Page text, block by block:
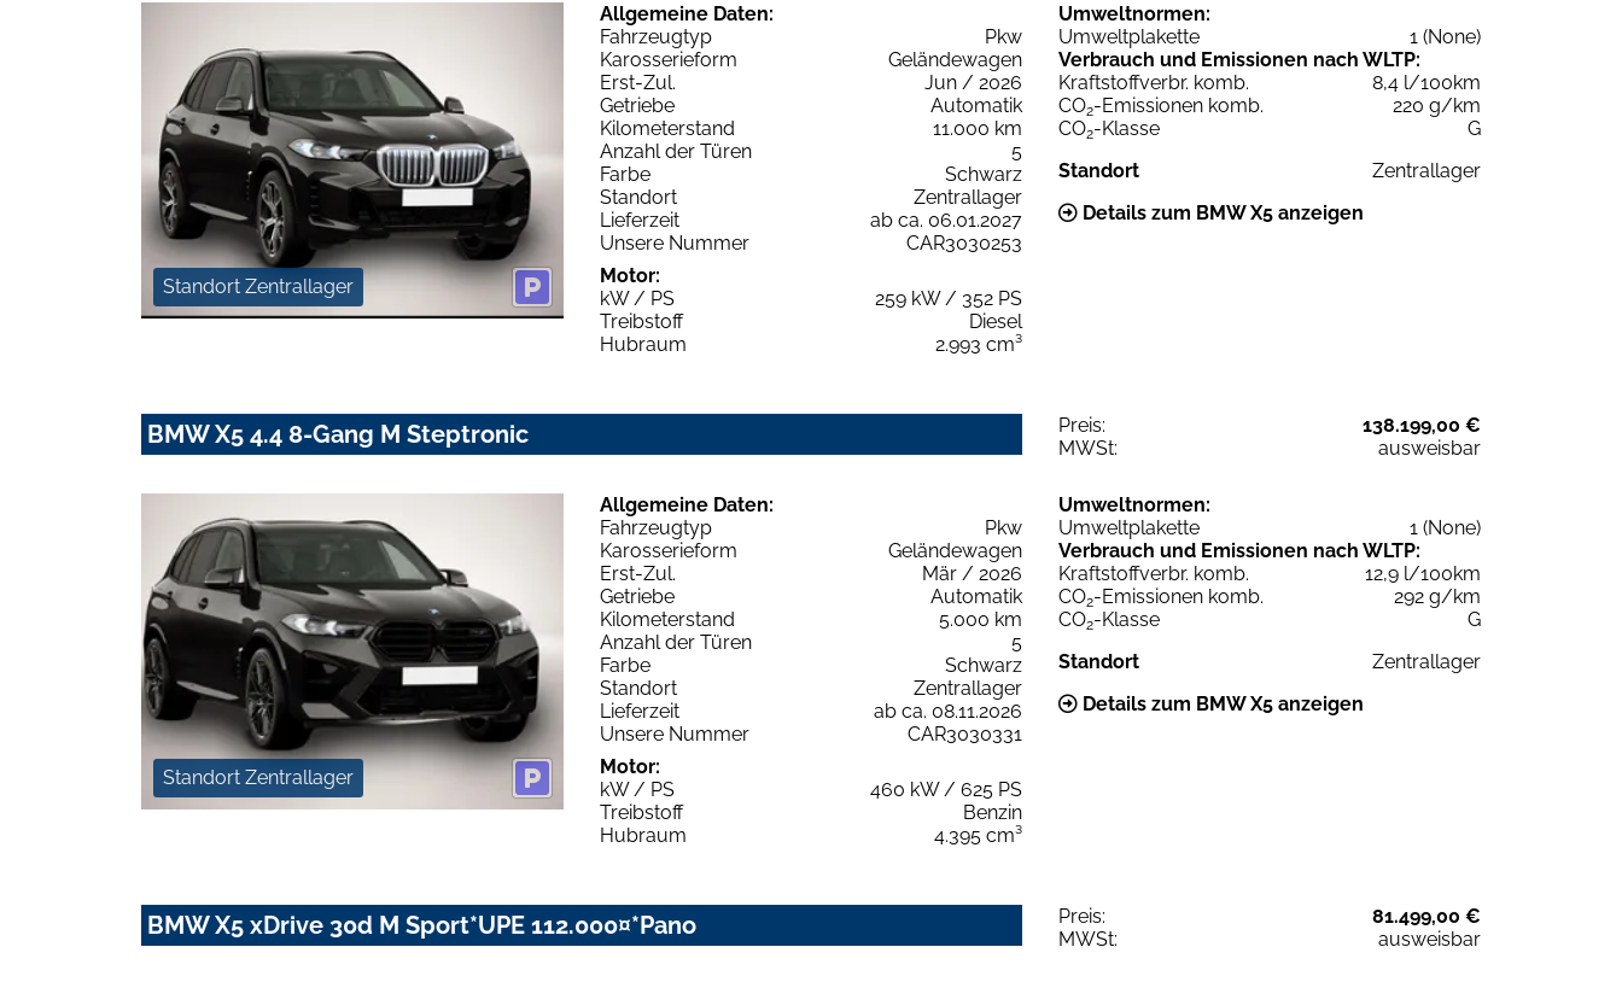
Standort Zentrallager
Allgemeine Daten:
Fahrzeugtyp
Pkw
Karosserieform
Geländewagen
Erst-Zul.
Jun / 2026
Getriebe
Automatik
Kilometerstand
11.000 km
Anzahl der Türen
5
Farbe
Schwarz
Standort
Zentrallager
Lieferzeit
ab ca. 06.01.2027
Unsere Nummer
CAR3030253
Motor:
kW / PS
259 kW / 352 PS
Treibstoff
Diesel
Hubraum
2.993 cm³
Umweltnormen:
Umweltplakette
1 (None)
Verbrauch und Emissionen nach WLTP:
Kraftstoffverbr. komb.
8,4 l/100km
CO2-Emissionen komb.
220 g/km
CO2-Klasse
G
Standort
Zentrallager
Details zum BMW X5 anzeigen
BMW X5 4.4 8-Gang M Steptronic Preis:
138.199,00 €
MWSt:
ausweisbar
Standort Zentrallager
Allgemeine Daten:
Fahrzeugtyp
Pkw
Karosserieform
Geländewagen
Erst-Zul.
Mär / 2026
Getriebe
Automatik
Kilometerstand
5.000 km
Anzahl der Türen
5
Farbe
Schwarz
Standort
Zentrallager
Lieferzeit
ab ca. 08.11.2026
Unsere Nummer
CAR3030331
Motor:
kW / PS
460 kW / 625 PS
Treibstoff
Benzin
Hubraum
4.395 cm³
Umweltnormen:
Umweltplakette
1 (None)
Verbrauch und Emissionen nach WLTP:
Kraftstoffverbr. komb.
12,9 l/100km
CO2-Emissionen komb.
292 g/km
CO2-Klasse
G
Standort
Zentrallager
Details zum BMW X5 anzeigen
BMW X5 xDrive 30d M Sport*UPE 112.000¤*Pano Preis:
81.499,00 €
MWSt:
ausweisbar